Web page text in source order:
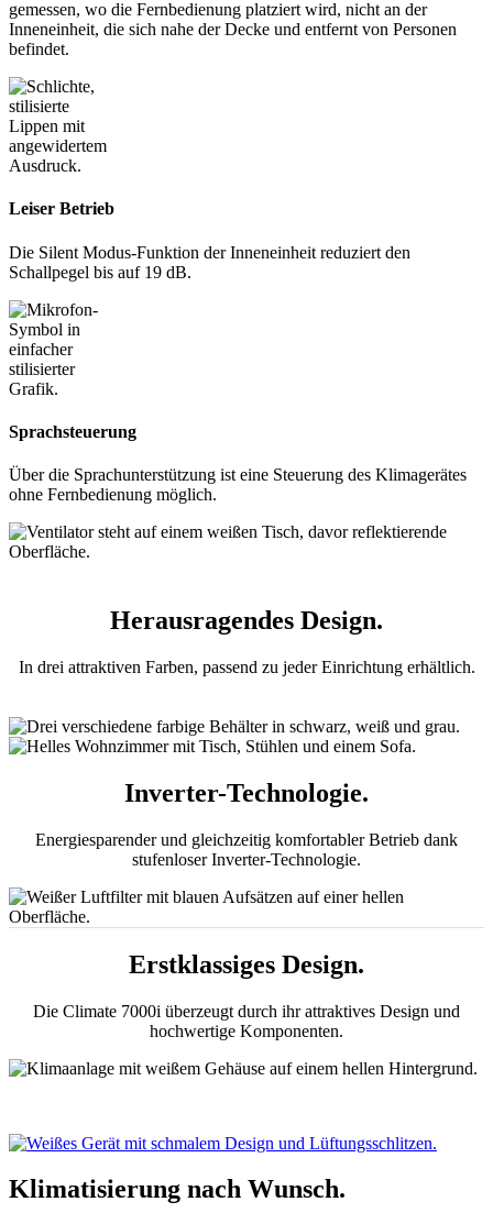
gemessen, wo die Fernbedienung platziert wird, nicht an der
Inneneinheit, die sich nahe der Decke und entfernt von Personen
befindet.
Leiser Betrieb
Die Silent Modus-Funktion der Inneneinheit reduziert den
Schallpegel bis auf 19 dB.
Sprachsteuerung
Über die Sprachunterstützung ist eine Steuerung des Klimagerätes
ohne Fernbedienung möglich.
Herausragendes Design.
In drei attraktiven Farben, passend zu jeder Einrichtung erhältlich.
Inverter-Technologie.
Energiesparender und gleichzeitig komfortabler Betrieb dank
stufenloser Inverter-Technologie.
Erstklassiges Design.
Die Climate 7000i überzeugt durch ihr attraktives Design und
hochwertige Komponenten.
Klimatisierung nach Wunsch.